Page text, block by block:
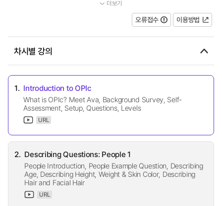
더보기
오류접수 이용방법
차시별 강의
1. Introduction to OPIc
What is OPIc? Meet Ava, Background Survey, Self-
Assessment, Setup, Questions, Levels
URL
2. Describing Questions: People 1
People Introduction, People Example Question, Describing
Age, Describing Height, Weight & Skin Color, Describing
Hair and Facial Hair
URL